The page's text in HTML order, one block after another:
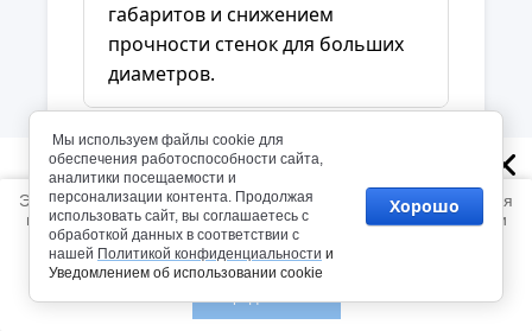
@gmail.com
Мы не сможем ответить вам на письма приходящие с
@gmail.com
Перейти в каталог
габаритов и снижением
прочности стенок для больших
диаметров.
В каком положении можно
устанавливать клапан?
Обратный клапан d200/225 мм
можно устанавливатьв
горизонтальном или
Этот сайт использует файлы cookie и метаданные. Продолжая
просматривать его, вы соглашаетесь на использование нами
файлов cookie и метаданных в соответствии с
конфиденциальности
Мы используем файлы cookie для
обеспечения работоспособности сайта,
аналитики посещаемости и
персонализации контента. Продолжая
использовать сайт, вы соглашаетесь с
обработкой данных в соответствии с
нашей Политикой конфиденциальности и
Уведомлением об использовании cookie
Хорошо